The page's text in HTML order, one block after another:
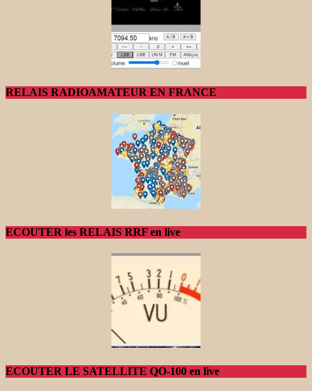
RELAIS RADIOAMATEUR EN FRANCE
ECOUTER les RELAIS RRF en live
ECOUTER LE SATELLITE QO-100 en live